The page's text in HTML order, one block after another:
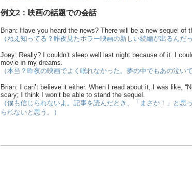
例文2：映画の話題での会話
Brian: Have you heard the news? There will be a new sequel of
（ねえ知ってる？昨夜見たホラー映画の新しい続編が出るんだっ
Joey: Really? I couldn’t sleep well last night because of it. I
movie in my dreams.
（本当？昨夜の映画でよく眠れなかった。夢の中でもあの泣い
Brian: I can’t believe it either. When I read about it, I was like,
scary; I think I won’t be able to stand the sequel.
（僕も信じられないよ。記事を読んだとき、「まさか！」と思
られないと思う。）